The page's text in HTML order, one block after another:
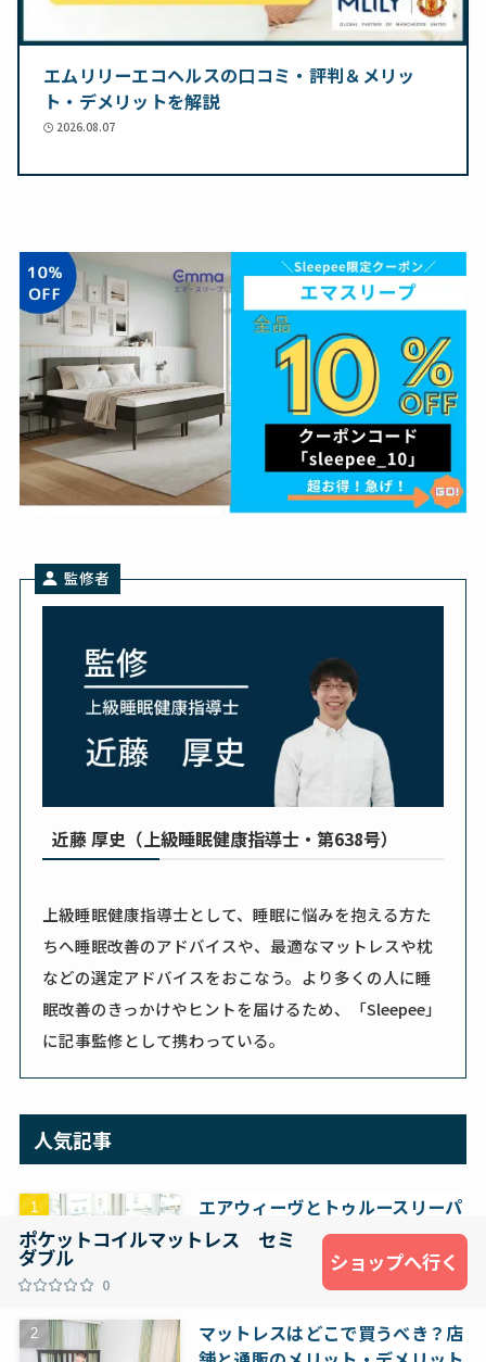
ポケットコイルマットレス セミ
ダブル
0
ショップへ行く
エムリリーエコヘルスの口コミ・評判＆メリッ
ト・デメリットを解説
2026.08.07
監修者
近藤 厚史（上級睡眠健康指導士・第638号）
上級睡眠健康指導士として、睡眠に悩みを抱える方た
ちへ睡眠改善のアドバイスや、最適なマットレスや枕
などの選定アドバイスをおこなう。より多くの人に睡
眠改善のきっかけやヒントを届けるため、「Sleepee」
に記事監修として携わっている。
人気記事
エアウィーヴとトゥルースリーパ
ー、あなたに合うのはどっち？特
徴と価格で徹底比較してみた
マットレスはどこで買うべき？店